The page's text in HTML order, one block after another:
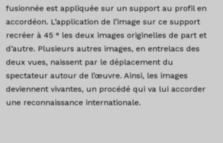
fusionnée est appliquée sur un support au profil en
accordéon. L’application de l’image sur ce support
recréer à 45 ° les deux images originelles de part et
d’autre. Plusieurs autres images, en entrelacs des
deux vues, naissent par le déplacement du
spectateur autour de l’œuvre. Ainsi, les images
deviennent vivantes, un procédé qui va lui accorder
une reconnaissance internationale.